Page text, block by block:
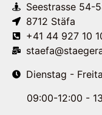
Seestrasse 54-
8712 Stäfa
+41 44 927 10
Dienstag -
09:00-12:00 -